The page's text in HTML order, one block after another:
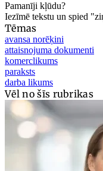
Pamanīji kļūdu?
Iezīmē tekstu un spied
Tēmas
avansa norēķini
attaisnojuma dokumenti
komerclikums
paraksts
darba likums
Vēl no šīs rubrikas